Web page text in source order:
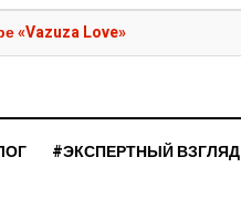
«Vazuza Love»
#ЭКСПЕРТНЫЙ ВЗГЛЯД